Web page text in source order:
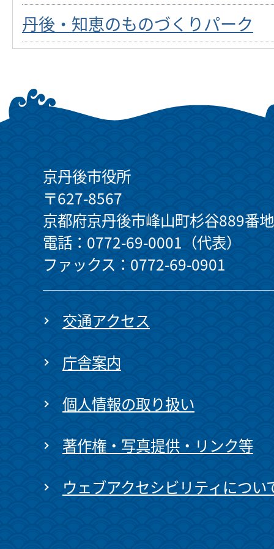
丹後・知恵のものづくりパーク
京丹後市役所
〒627-8567
京都府京丹後市峰山町杉谷889番地
電話：0772-69-0001（代表）
ファックス：0772-69-0901
交通アクセス
庁舎案内
個人情報の取り扱い
著作権・写真提供・リンク等
ウェブアクセシビリティについ